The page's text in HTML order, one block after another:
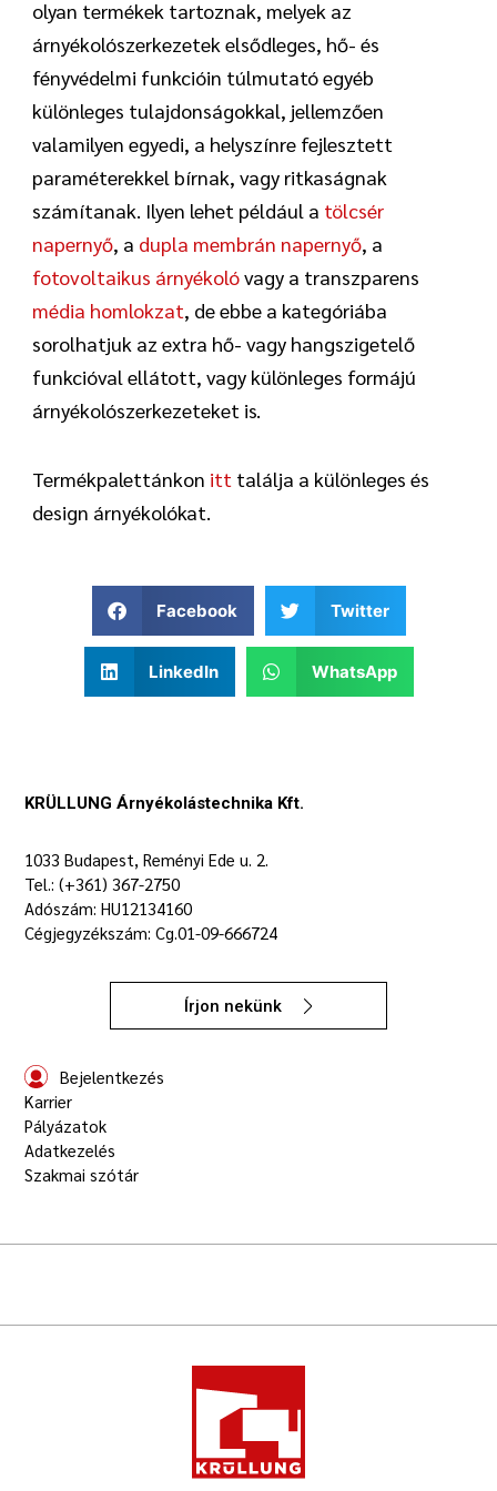
olyan termékek tartoznak, melyek az
árnyékolószerkezetek elsődleges, hő- és
fényvédelmi funkcióin túlmutató egyéb
különleges tulajdonságokkal, jellemzően
valamilyen egyedi, a helyszínre fejlesztett
paraméterekkel bírnak, vagy ritkaságnak
számítanak. Ilyen lehet például a tölcsér
napernyő, a dupla membrán napernyő, a
fotovoltaikus árnyékolóvagy a transzparens
média homlokzat, de ebbe a kategóriába
sorolhatjuk az extra hő- vagy hangszigetelő
funkcióval ellátott, vagy különleges formájú
árnyékolószerkezeteket is.
Termékpalettánkon itt találja a különleges és
design árnyékolókat.
Facebook Twitter
LinkedIn WhatsApp
KRÜLLUNG Árnyékolástechnika Kft.
1033 Budapest, Reményi Ede u. 2.
Tel.: (+361) 367-2750
Adószám: HU12134160
Cégjegyzékszám: Cg.01-09-666724
Írjon nekünk
Bejelentkezés
Karrier
Pályázatok
Adatkezelés
Szakmai szótár